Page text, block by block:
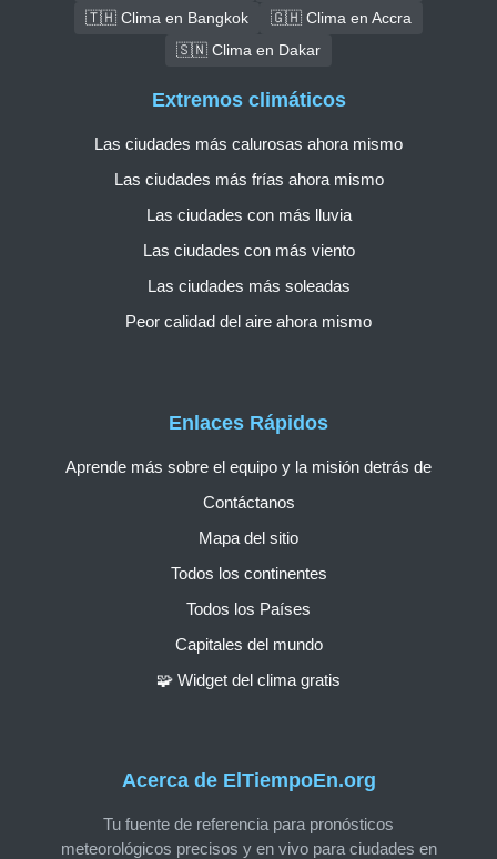
🇹🇭 Clima en Bangkok
🇬🇭 Clima en Accra
🇸🇳 Clima en Dakar
Acerca de ElTiempoEn.org
Tu fuente de referencia para pronósticos
meteorológicos precisos y en vivo para ciudades en
Enlaces Rápidos
Aprende más sobre el equipo y la misión detrás de
Contáctanos
Mapa del sitio
Todos los continentes
Todos los Países
Capitales del mundo
🧩 Widget del clima gratis
Extremos climáticos
Las ciudades más calurosas ahora mismo
Las ciudades más frías ahora mismo
Las ciudades con más lluvia
Las ciudades con más viento
Las ciudades más soleadas
Peor calidad del aire ahora mismo